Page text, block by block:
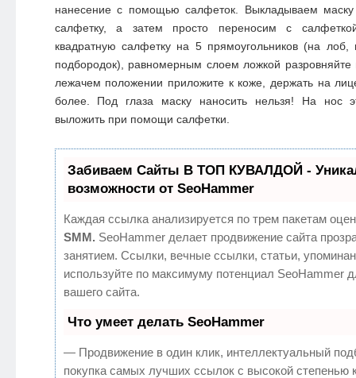
нанесение с помощью салфеток. Выкладываем
салфетку, а затем просто переносим с
квадратную салфетку на 5 прямоугольников (на
подбородок), равномерным слоем ложкой
лежачем положении приложите к коже, держать на
более. Под глаза маску наносить нельзя! На нос
выложить при помощи салфетки.
Забиваем Сайты В ТОП КУВАЛДОЙ -
возможности от SeoHammer
Каждая ссылка анализируется по трем пакетам
SMM. SeoHammer делает продвижение сайта
занятием. Ссылки, вечные ссылки, статьи,
используйте по максимуму потенциал SeoHammer
вашего сайта.
Что умеет делать SeoHammer
— Продвижение в один клик, интеллектуальный
покупка самых лучших ссылок с высокой степенью